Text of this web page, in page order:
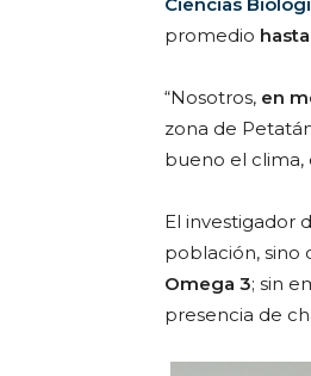
promedio
“Nosotros, en
zona de
bueno el clima,
El investigador
población, sino
Omega 3; sin
presencia de